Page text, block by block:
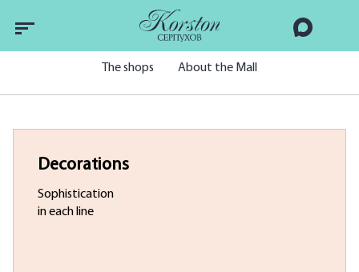
The shops About the Mall
Decorations
Sophistication
in each line